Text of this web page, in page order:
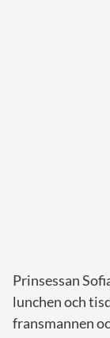
Prinsessan
lunchen och
fransmannen